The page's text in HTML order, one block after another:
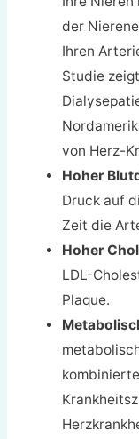
der
Ihren
Studie
von Herz-
Hoher
Druck auf
Zeit die
Hoher
LDL-
Plaque.